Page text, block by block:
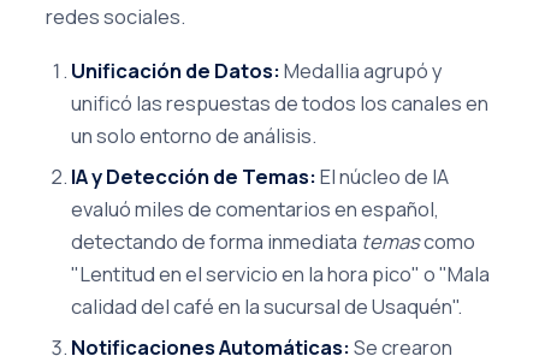
redes sociales.
Unificación de Datos:Medallia agrupó y
unificó las respuestas de todos los canales en
un solo entorno de análisis.
IA y Detección de Temas:El núcleo de IA
evaluó miles de comentarios en español,
detectando de forma inmediata temascomo
"Lentitud en el servicio en la hora pico" o "Mala
calidad del café en la sucursal de Usaquén".
Notificaciones Automáticas:Se crearon